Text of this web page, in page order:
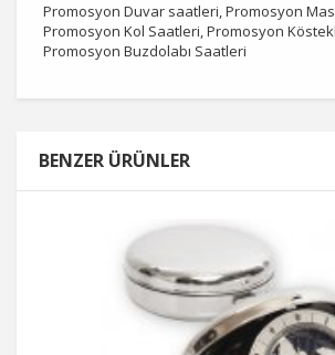
Promosyon Duvar saatleri, Promosyon
Promosyon Kol Saatleri, Promosyon
Promosyon Buzdolabı Saatleri
BENZER ÜRÜNLER